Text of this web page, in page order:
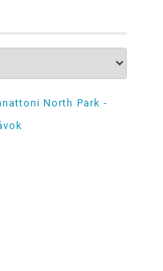
North Park -